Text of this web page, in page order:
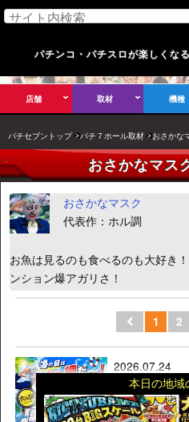
本日の地域
パチンコ・パチスロが楽しくな
店舗 取材 機種
パチセブントップ パチ７ホール取材 おさかな
おさかなマス
おさかなマスク
代表作：ホル調
お魚は見るのも食べるのも大好き
ンション爆アガリさ！
1 2
2026.07.24
【2026/7/20(
た！世田谷区
スクが調査し